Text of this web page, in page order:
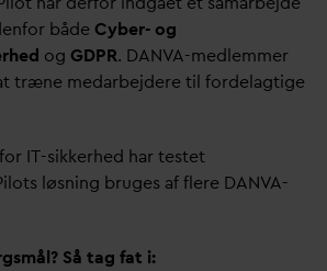
både Cyber- og
og GDPR. DANVA-medlemmer
træne medarbejdere til fordelagtige
IT-sikkerhed har testet
løsning bruges af flere DANVA-
Så tag fat i: